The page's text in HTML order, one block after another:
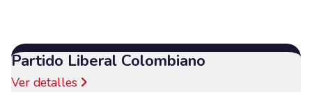
Partido Liberal Colombiano
Ver detalles